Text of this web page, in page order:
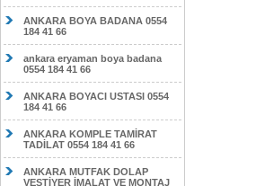
ANKARA BOYA BADANA 0554
184 41 66
ankara eryaman boya badana
0554 184 41 66
ANKARA BOYACI USTASI 0554
184 41 66
ANKARA KOMPLE TAMİRAT
TADİLAT 0554 184 41 66
ANKARA MUTFAK DOLAP
VESTİYER İMALAT VE MONTAJ